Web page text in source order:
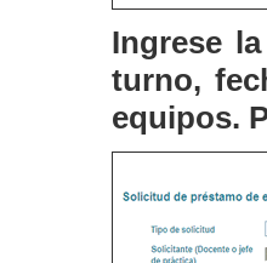
Ingrese
turno,
equipos.